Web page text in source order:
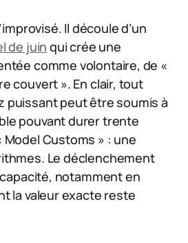
Il découle d’un
de juin qui crée une
comme volontaire, de «
couvert ». En clair, tout
puissant peut être soumis à
pouvant durer trente
Customs » : une
Le déclenchement
notamment en
la valeur exacte reste